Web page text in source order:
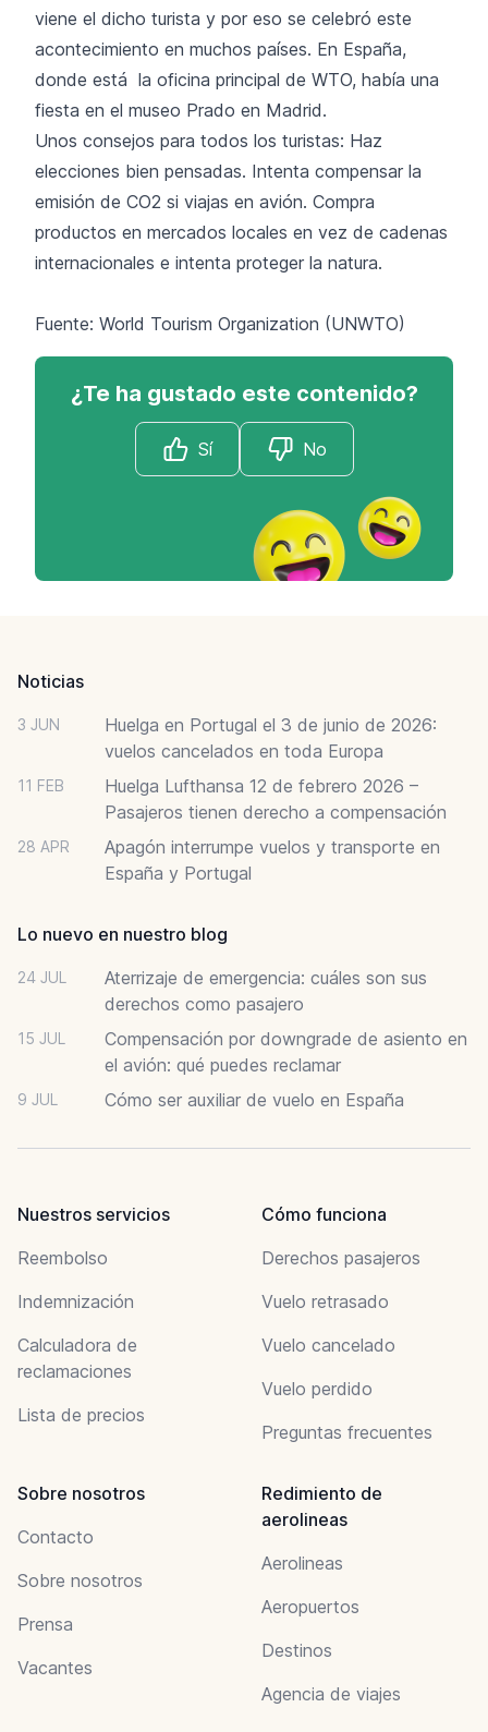
viene el dicho turista y por eso se celebró este
acontecimiento en muchos países. En España,
donde está la oficina principal de WTO, había una
fiesta en el museo Prado en Madrid.
Unos consejos para todos los turistas: Haz
elecciones bien pensadas. Intenta compensar la
emisión de CO2 si viajas en avión. Compra
productos en mercados locales en vez de cadenas
internacionales e intenta proteger la natura.
Fuente: World Tourism Organization (UNWTO)
¿Te ha gustado este contenido?
Sí No
Noticias
3 JUN
Huelga en Portugal el 3 de junio de 2026:
vuelos cancelados en toda Europa
11 FEB
Huelga Lufthansa 12 de febrero 2026 –
Pasajeros tienen derecho a compensación
28 APR
Apagón interrumpe vuelos y transporte en
España y Portugal
Lo nuevo en nuestro blog
24 JUL
Aterrizaje de emergencia: cuáles son sus
derechos como pasajero
15 JUL
Compensación por downgrade de asiento en
el avión: qué puedes reclamar
9 JUL Cómo ser auxiliar de vuelo en España
Nuestros servicios
Reembolso
Indemnización
Calculadora de
reclamaciones
Lista de precios
Cómo funciona
Derechos pasajeros
Vuelo retrasado
Vuelo cancelado
Vuelo perdido
Preguntas frecuentes
Sobre nosotros
Contacto
Sobre nosotros
Prensa
Vacantes
Redimiento de
aerolineas
Aerolineas
Aeropuertos
Destinos
Agencia de viajes